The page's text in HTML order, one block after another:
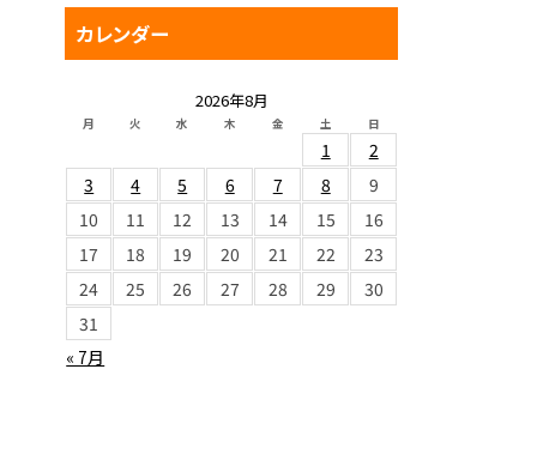
カレンダー
2026年8月
月 火 水 木 金 土 日
« 7月
1
2
3
4 5 6 7 8
9
10
11 12 13 14 15
16
17
18 19 20 21 22
23
24
25 26 27 28 29
30
31